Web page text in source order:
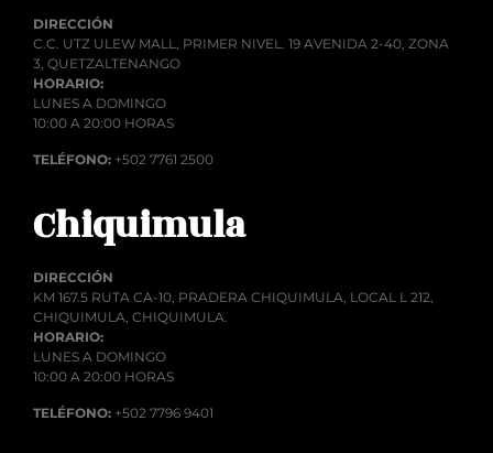
DIRECCIÓN
C.C. UTZ ULEW MALL, PRIMER NIVEL. 19 AVENIDA 2-40, ZONA
3, QUETZALTENANGO
HORARIO:
LUNES A DOMINGO
10:00 A 20:00 HORAS
TELÉFONO: +502 7761 2500
Chiquimula
DIRECCIÓN
KM 167.5 RUTA CA-10, PRADERA CHIQUIMULA, LOCAL L 212,
CHIQUIMULA, CHIQUIMULA.
HORARIO:
LUNES A DOMINGO
10:00 A 20:00 HORAS
TELÉFONO: +502 7796 9401